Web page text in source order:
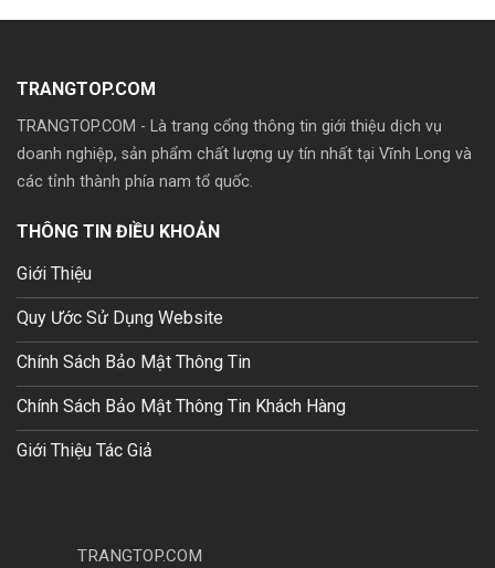
TRANGTOP.COM
TRANGTOP.COM - Là trang cổng thông tin giới thiệu dịch vụ
doanh nghiệp, sản phẩm chất lượng uy tín nhất tại Vĩnh Long và
các tỉnh thành phía nam tổ quốc.
THÔNG TIN ĐIỀU KHOẢN
Giới Thiệu
Quy Ước Sử Dụng Website
Chính Sách Bảo Mật Thông Tin
Chính Sách Bảo Mật Thông Tin Khách Hàng
Giới Thiệu Tác Giả
TRANGTOP.COM